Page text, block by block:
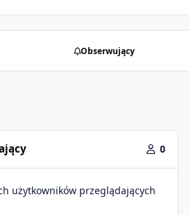
Obserwujący
0
użytkowników przeglądających